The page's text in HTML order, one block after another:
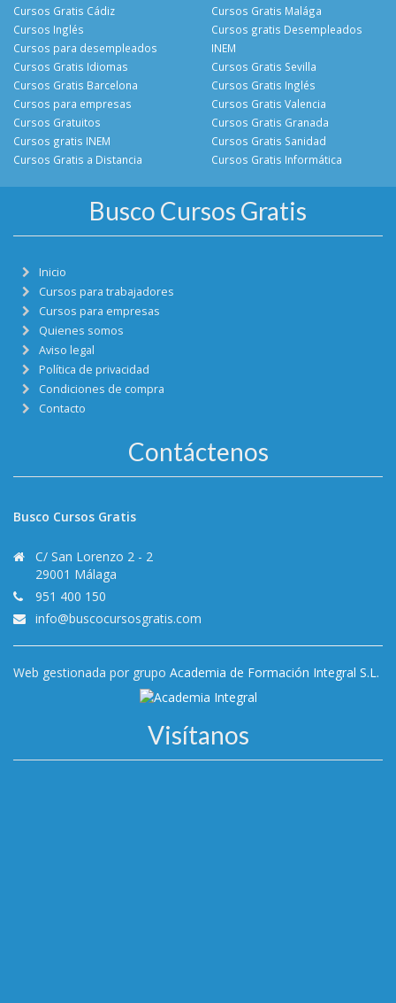
Cursos Gratis Cádiz
Cursos Gratis Malága
Cursos Inglés
Cursos para desempleados
Cursos Gratis Idiomas
Cursos Gratis Barcelona
Cursos gratis Desempleados
INEM
Cursos Gratis Sevilla
Cursos Gratis Inglés
Cursos para empresas
Cursos Gratuitos
Cursos gratis INEM
Cursos Gratis a Distancia
Cursos Gratis Valencia
Cursos Gratis Granada
Cursos Gratis Sanidad
Cursos Gratis Informática
Busco Cursos Gratis
Inicio
Cursos para trabajadores
Cursos para empresas
Quienes somos
Aviso legal
Política de privacidad
Condiciones de compra
Contacto
Contáctenos
Busco Cursos Gratis
C/ San Lorenzo 2 - 2
29001 Málaga
951 400 150
info@buscocursosgratis.com
Web gestionada por grupo Academia de Formación Integral S.L.
Visítanos